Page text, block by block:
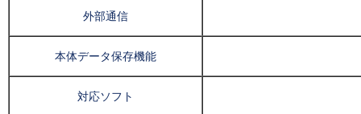
外部通信
本体データ保存機能
対応ソフト